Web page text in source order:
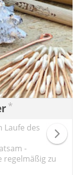
*
Laufe des
-
regelmäßig zu